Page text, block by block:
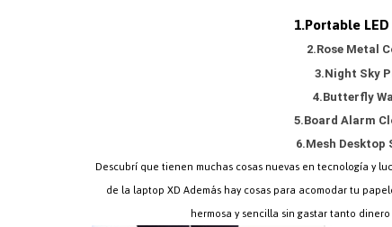
1.Portable
2.Rose Metal
3.Night Sky
4.Butterfly
5.Board Alarm
6.Mesh Desktop
Descubrí que tienen muchas cosas nuevas en tecnología y
de la laptop XD Además hay cosas para acomodar tu
hermosa y sencilla sin gastar tanto